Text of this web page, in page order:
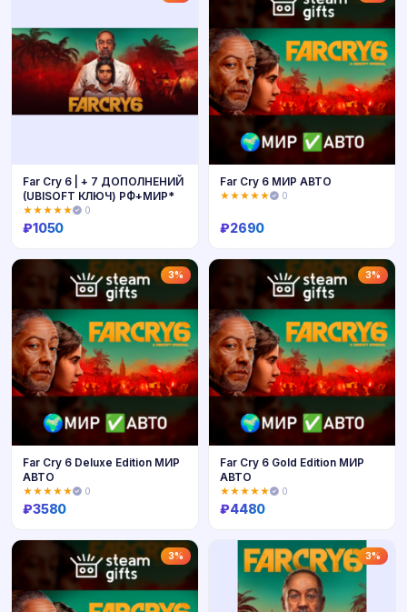
Купить
Far Cry 6 | + 7 ДОПОЛНЕНИЙ
(UBISOFT КЛЮЧ) РФ+МИР*
★★★★★ 0
₽1050
Купить
Far Cry 6 МИР АВТО
★★★★★ 0
₽2690
3%
Купить
Far Cry 6 Deluxe Edition МИР
АВТО
★★★★★ 0
₽3580
3%
Купить
Far Cry 6 Gold Edition МИР
АВТО
★★★★★ 0
₽4480
3% 3%